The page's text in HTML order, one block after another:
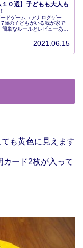
１０選】子どもも大人も
ドゲーム（アナログゲー
歳の子どもがいる我が家で
単なルールとレビューあ
2021.06.15
も黄色に見えます
カード2枚が入って